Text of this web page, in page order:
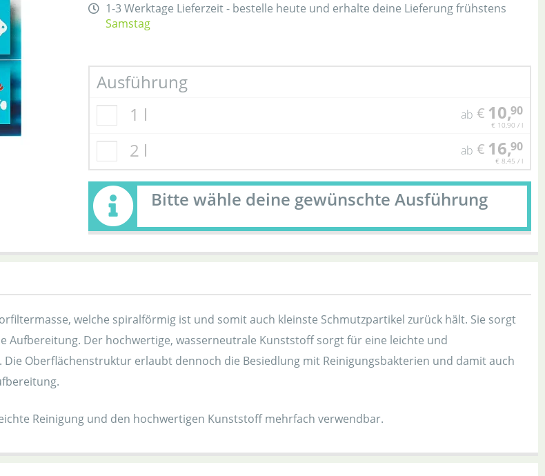
1-3 Werktage Lieferzeit - bestelle heute und erhalte deine Lieferung frühstens
Samstag
Ausführung
1 l
ab € 10,90
€ 10,90 / l
2 l ab € 16,90
€ 8,45 / l
Bitte wähle deine gewünschte Ausführung
welche spiralförmig ist und somit auch kleinste Schmutzpartikel zurück hält. Sie sorgt
Aufbereitung. Der hochwertige, wasserneutrale Kunststoff sorgt für eine leichte und
Die Oberflächenstruktur erlaubt dennoch die Besiedlung mit Reinigungsbakterien und damit auch
Reinigung und den hochwertigen Kunststoff mehrfach verwendbar.